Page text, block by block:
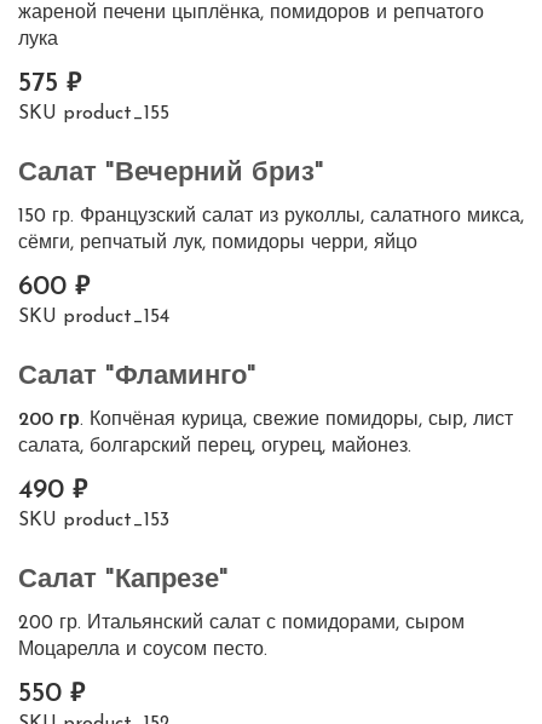
жареной печени цыплёнка, помидоров и репчатого
лука
575
SKU product_155
Салат "Вечерний бриз"
150 гр. Французский салат из руколлы, салатного микса,
сёмги, репчатый лук, помидоры черри, яйцо
600
SKU product_154
Салат "Фламинго"
200 гр. Копчёная курица, свежие помидоры, сыр, лист
салата, болгарский перец, огурец, майонез.
490
SKU product_153
Салат "Капрезе"
200 гр. Итальянский салат с помидорами, сыром
Моцарелла и соусом песто.
550